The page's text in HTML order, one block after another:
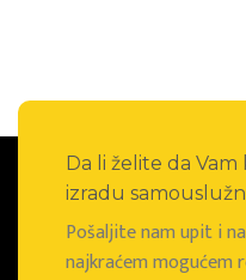
Da li želite da
izradu
Pošaljite nam upit i
najkraćem mogućem